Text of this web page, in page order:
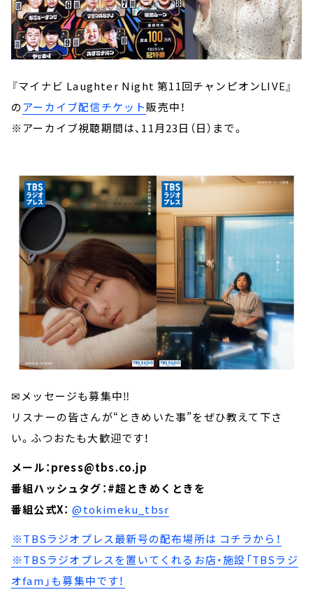
『マイナビ Laughter Night 第11回チャンピオンLIVE』
のアーカイブ配信チケット販売中！
※アーカイブ視聴期間は、11月23日（日）まで。
✉メッセージも募集中‼
リスナーの皆さんが“ときめいた事”をぜひ教えて下さ
い。ふつおたも大歓迎です！
メール：press@tbs.co.jp
番組ハッシュタグ：#超ときめくときを
番組公式X：@tokimeku_tbsr
⁠※TBSラジオプレス最新号の配布場所は⁠⁠⁠コチラから！
⁠※TBSラジオプレスを置いてくれるお店・施設「⁠TBSラジ
オfam⁠」も募集中です！